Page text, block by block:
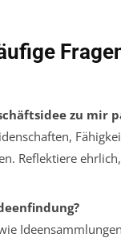
zu mir
Reflektiere